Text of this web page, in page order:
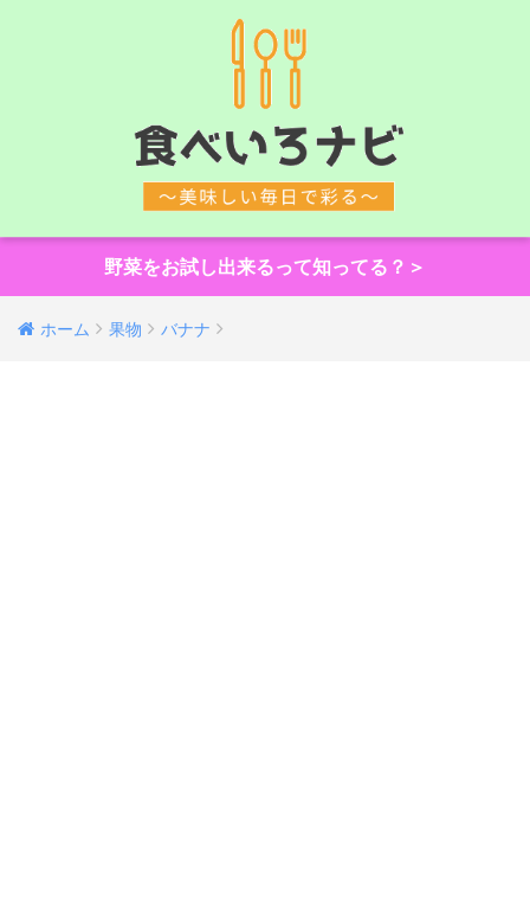
野菜をお試し出来るって知ってる？＞
ホーム 果物 バナナ